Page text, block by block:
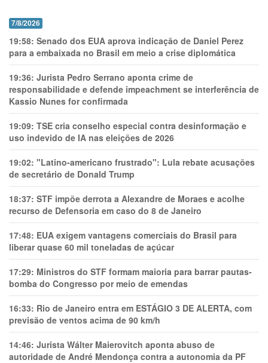
7/8/2026
19:58: Senado dos EUA aprova indicação de Daniel Perez
para a embaixada no Brasil em meio a crise diplomática
19:36: Jurista Pedro Serrano aponta crime de
responsabilidade e defende impeachment se interferência de
Kassio Nunes for confirmada
19:09: TSE cria conselho especial contra desinformação e
uso indevido de IA nas eleições de 2026
19:02: "Latino-americano frustrado": Lula rebate acusações
de secretário de Donald Trump
18:37: STF impõe derrota a Alexandre de Moraes e acolhe
recurso de Defensoria em caso do 8 de Janeiro
17:48: EUA exigem vantagens comerciais do Brasil para
liberar quase 60 mil toneladas de açúcar
17:29: Ministros do STF formam maioria para barrar pautas-
bomba do Congresso por meio de emendas
16:33: Rio de Janeiro entra em ESTÁGIO 3 DE ALERTA, com
previsão de ventos acima de 90 km/h
14:46: Jurista Wálter Maierovitch aponta abuso de
autoridade de André Mendonça contra a autonomia da PF